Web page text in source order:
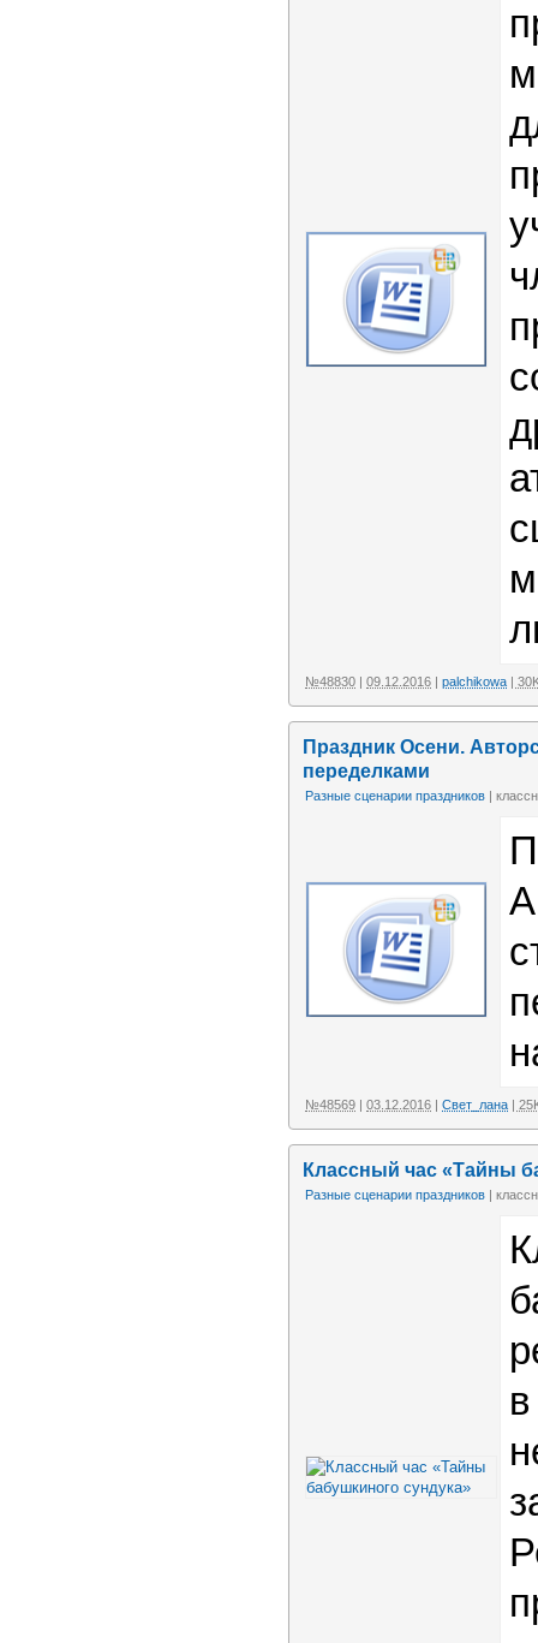
№48830 | 09.12.2016 | palchikowa |
Праздник Осени.
переделками
Разные сценарии праздников |
№48569 | 03.12.2016 | Свет_лана |
Классный час «Тайны
Разные сценарии праздников |